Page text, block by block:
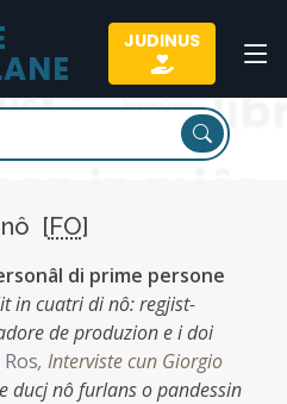
JUDINUS
nô [FO]
di prime persone
in cuatri di nô: regjist-
de produzion e i doi
, Interviste cun Giorgio
ducj nô furlans o pandessin